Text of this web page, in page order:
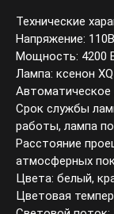
Технические
Напряжение:
Мощность: 4200
Лампа: ксенон
Автоматическое
Срок службы
работы, лампа
Расстояние
атмосферных
Цвета: белый,
Цветовая